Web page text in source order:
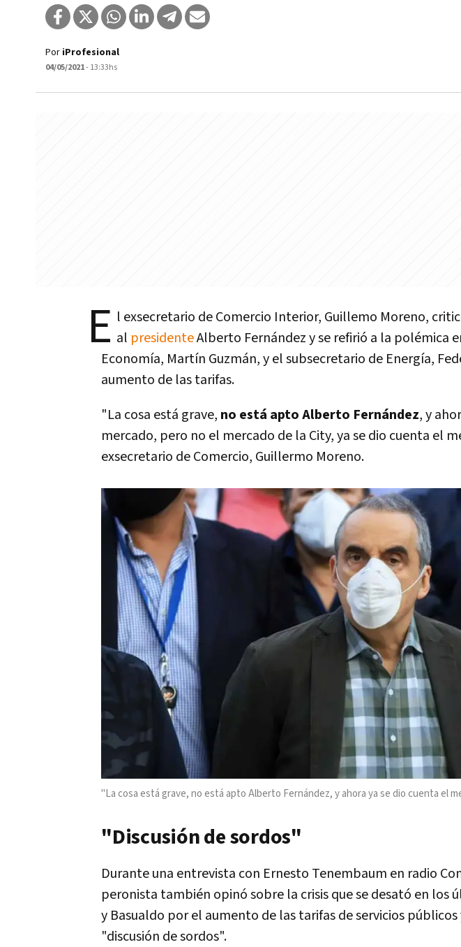
Por iProfesional
04/05/2021- 13:33hs
E l exsecretario de Comercio Interior, Guillemo Moreno,
al presidenteAlberto Fernández y se refirió a la polémica
Economía, Martín Guzmán, y el subsecretario de Energía,
aumento de las tarifas.
"La cosa está grave, no está apto Alberto Fernández, y
mercado, pero no el mercado de la City, ya se dio cuenta el
exsecretario de Comercio, Guillermo Moreno.
"La cosa está grave, no está apto Alberto Fernández, y ahora ya se dio cuenta el
"Discusión de sordos"
Durante una entrevista con Ernesto Tenembaum en radio
peronista también opinó sobre la crisis que se desató en los
y Basualdo por el aumento de las tarifas de servicios
"discusión de sordos".